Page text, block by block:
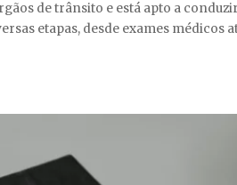
de trânsito e está apto a
etapas, desde exames médicos